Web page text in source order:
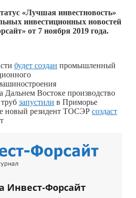
«Лучшая инвестновость»
инвестиционных новостей
от 7 ноября 2019 года.
будет создан промышленный
Дальнем Востоке производство
запустили в Приморье
новый резидент ТОСЭР создаст
Инвест-Форсайт